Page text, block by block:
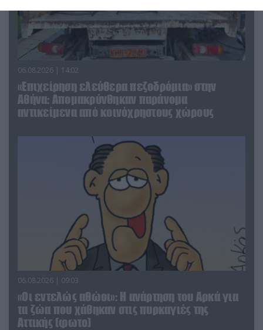
06.08.2026 | 14:02
«Επιχείρηση ελεύθερα πεζοδρόμια» στην
Αθήνα: Απομακρύνθηκαν παράνομα
αντικείμενα από κοινόχρηστους χώρους
06.08.2026 | 09:03
«Οι εντελώς αθώοι»: Η ανάρτηση του Αρκά για
τα ζώα που χάθηκαν στις πυρκαγιές της
Αττικής (φωτο)